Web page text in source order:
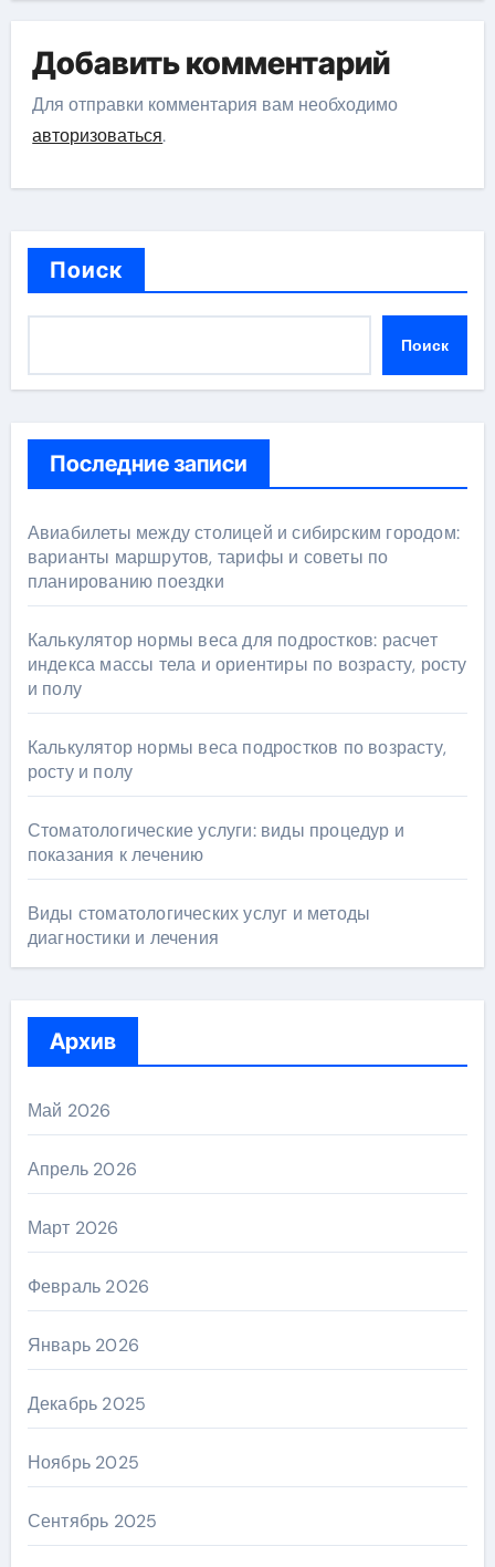
Добавить комментарий
Для отправки комментария вам необходимо
авторизоваться.
Поиск
Поиск
Последние записи
Авиабилеты между столицей и сибирским городом:
варианты маршрутов, тарифы и советы по
планированию поездки
Калькулятор нормы веса для подростков: расчет
индекса массы тела и ориентиры по возрасту, росту
и полу
Калькулятор нормы веса подростков по возрасту,
росту и полу
Стоматологические услуги: виды процедур и
показания к лечению
Виды стоматологических услуг и методы
диагностики и лечения
Архив
Май 2026
Апрель 2026
Март 2026
Февраль 2026
Январь 2026
Декабрь 2025
Ноябрь 2025
Сентябрь 2025